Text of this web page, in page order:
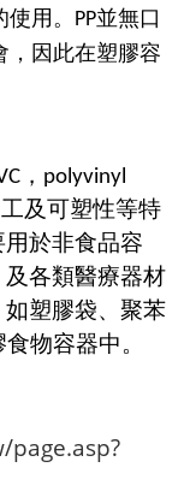
用。PP並無口
，因此在塑膠容
，polyvinyl
及可塑性等特
於非食品容
各類醫療器材
如塑膠袋、聚苯
物容器中。